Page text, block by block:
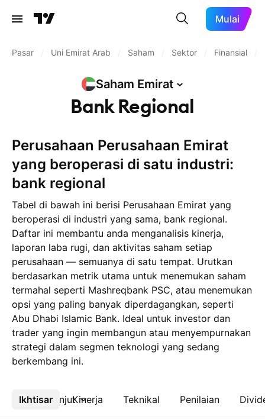
Mulai
Pasar Uni Emirat Arab Saham Sektor Finansial
Saham Emirat
Bank Regional
Perusahaan Perusahaan Emirat
yang beroperasi di satu industri:
bank regional
Tabel di bawah ini berisi Perusahaan Emirat yang
beroperasi di industri yang sama, bank regional.
Daftar ini membantu anda menganalisis kinerja,
laporan laba rugi, dan aktivitas saham setiap
perusahaan — semuanya di satu tempat. Urutkan
berdasarkan metrik utama untuk menemukan saham
termahal seperti Mashreqbank PSC, atau menemukan
opsi yang paling banyak diperdagangkan, seperti
Abu Dhabi Islamic Bank. Ideal untuk investor dan
trader yang ingin membangun atau menyempurnakan
strategi dalam segmen teknologi yang sedang
berkembang ini.
Ikhtisar Kinerja Teknikal Penilaian
Lebih lanjut